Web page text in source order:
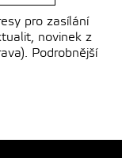
pro zasílání
novinek z
Podrobnější